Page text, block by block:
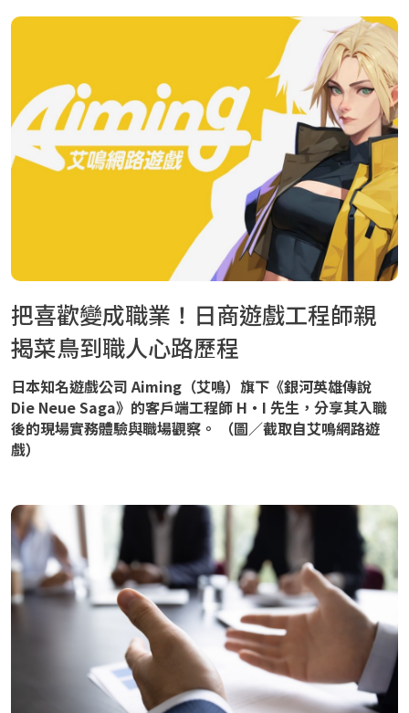
把喜歡變成職業！日商遊戲工程師親
揭菜鳥到職人心路歷程
日本知名遊戲公司 Aiming（艾鳴）旗下《銀河英雄傳說
Die Neue Saga》的客戶端工程師 H・I 先生，分享其入職
後的現場實務體驗與職場觀察。 （圖／截取自艾鳴網路遊
戲）